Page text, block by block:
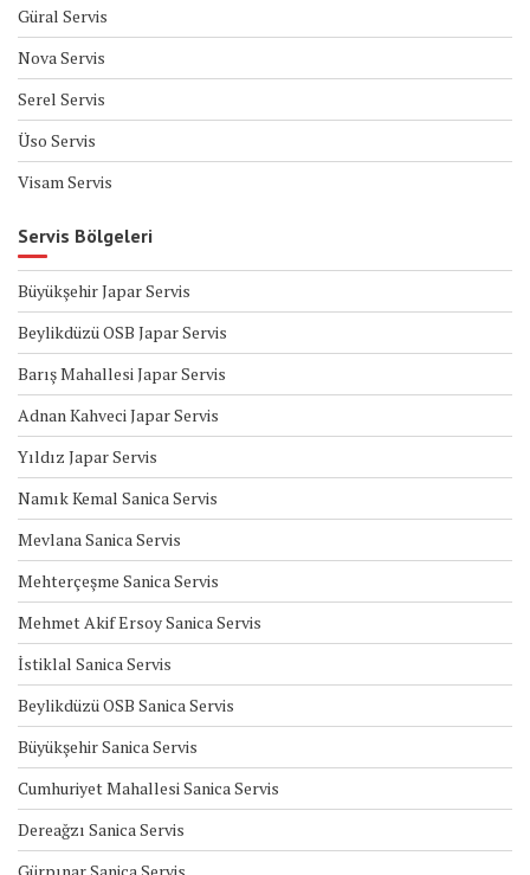
Güral Servis
Nova Servis
Serel Servis
Üso Servis
Visam Servis
Servis Bölgeleri
Büyükşehir Japar Servis
Beylikdüzü OSB Japar Servis
Barış Mahallesi Japar Servis
Adnan Kahveci Japar Servis
Yıldız Japar Servis
Namık Kemal Sanica Servis
Mevlana Sanica Servis
Mehterçeşme Sanica Servis
Mehmet Akif Ersoy Sanica Servis
İstiklal Sanica Servis
Beylikdüzü OSB Sanica Servis
Büyükşehir Sanica Servis
Cumhuriyet Mahallesi Sanica Servis
Dereağzı Sanica Servis
Gürpınar Sanica Servis